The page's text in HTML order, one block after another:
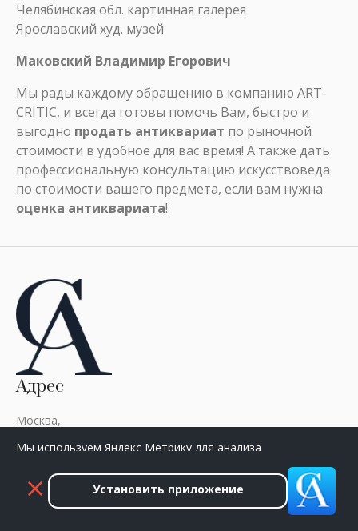
Челябинская обл. картинная галерея
Ярославский худ. музей
Маковский Владимир Егорович
Мы рады каждому обращению в компанию ART-
CRITIC, и всегда готовы помочь Вам, быстро и
выгодно продать антиквариат по рыночной
стоимости в удобное для вас время! А также дать
профессиональную консультацию искусствоведа
по стоимости вашего предмета, если вам нужна
оценка антиквариата!
Адрес
Москва,
дом 10.
+7 (968) 889-89-17
Отправить сообщение
Установить приложение
Мы используем Яндекс Метрику для анализа
разрешить сбор данных.